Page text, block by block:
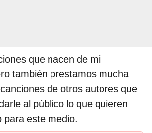
que nacen de mi
también prestamos mucha
de otros autores que
al público lo que quieren
para este medio.